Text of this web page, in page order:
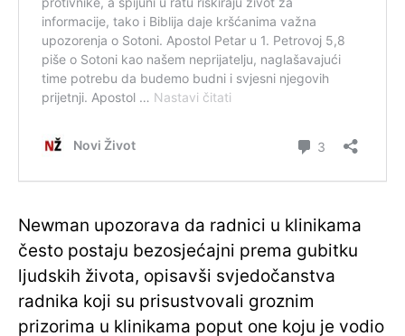
Newman upozorava da radnici u klinikama
često postaju bezosjećajni prema gubitku
ljudskih života, opisavši svjedočanstva
radnika koji su prisustvovali groznim
prizorima u klinikama poput one koju je vodio